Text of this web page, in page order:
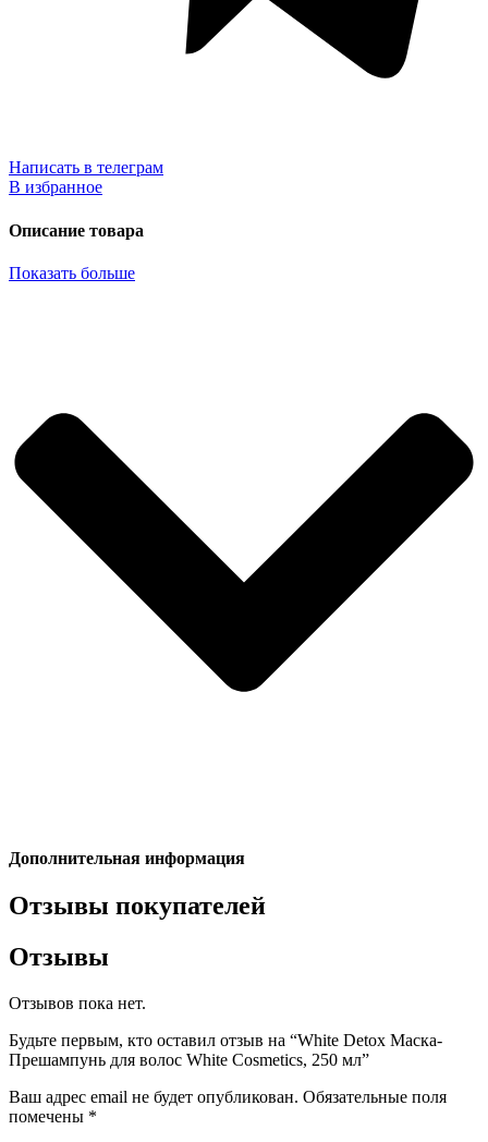
Написать в телеграм
В избранное
Описание товара
Показать больше
Дополнительная информация
Отзывы покупателей
Отзывы
Отзывов пока нет.
Будьте первым, кто оставил отзыв на “White Detox Маска-
Прешампунь для волос White Cosmetics, 250 мл”
Ваш адрес email не будет опубликован. Обязательные поля
помечены *